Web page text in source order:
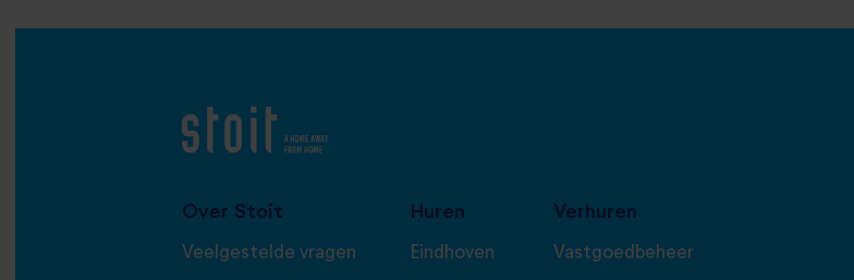
Over Stoit
Veelgestelde vragen
Huren
Eindhoven
Verhuren
Vastgoedbeheer